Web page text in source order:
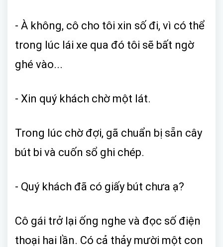
- À không, cô cho tôi xin số đi, vì có thể
trong lúc lái xe qua đó tôi sẽ bất ngờ
ghé vào...
- Xin quý khách chờ một lát.
Trong lúc chờ đợi, gã chuẩn bị sẵn cây
bút bi và cuốn sổ ghi chép.
- Quý khách đã có giấy bút chưa ạ?
Cô gái trở lại ống nghe và đọc số điện
thoại hai lần. Có cả thảy mười một con